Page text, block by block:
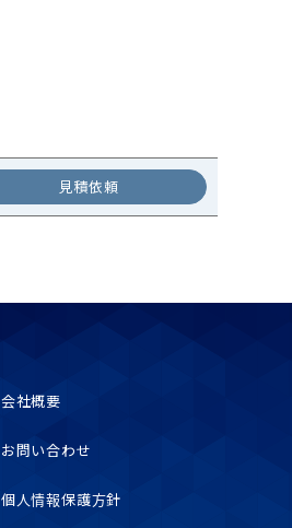
見積依頼
会社概要
お問い合わせ
個人情報保護方針